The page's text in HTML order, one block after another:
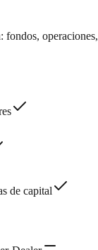
fondos,
de capital